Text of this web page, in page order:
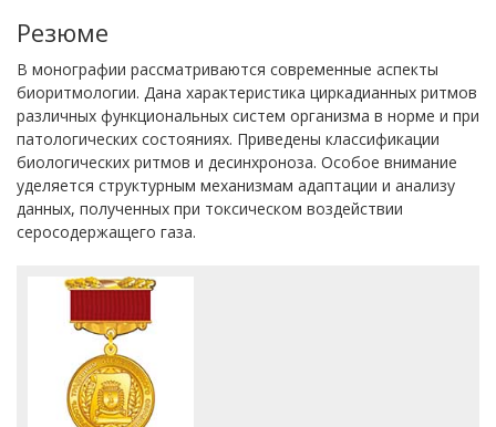
Резюме
В монографии рассматриваются современные аспекты
биоритмологии. Дана характеристика циркадианных ритмов
различных функциональных систем организма в норме и при
патологических состояниях. Приведены классификации
биологических ритмов и десинхроноза. Особое внимание
уделяется структурным механизмам адаптации и анализу
данных, полученных при токсическом воздействии
серосодержащего газа.